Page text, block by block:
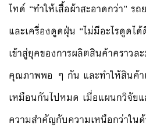
ไทด์ “ทำให้เสื้อผ้าสะอาดกว่า” ร
และเครื่องดูดฝุ่น “ไม่มีอะไรดูดได้
เข้าสู่ยุคของการผลิตสินค้าคราว
คุณภาพพอ ๆ กัน และทำให้สินค้
เหมือนกันไปหมด เมื่อแผนกวิจัย
ความสำคัญกับความเหนือกว่าใ